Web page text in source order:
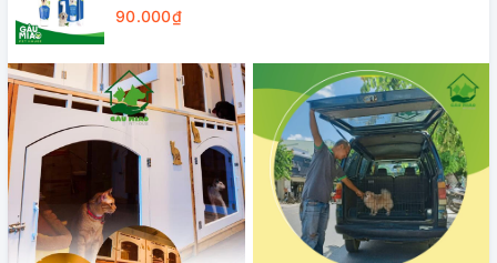
90.000₫